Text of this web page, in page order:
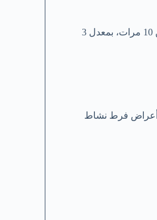
قم بشد العضلات التي تستخدمها لحبس البول لمدة 5 ثوانٍ، ثم استرخِ لمدة 5 ثوانٍ. كرر التمرين 10 مرات، بمعدل 3
من أعراض فرط نشاط